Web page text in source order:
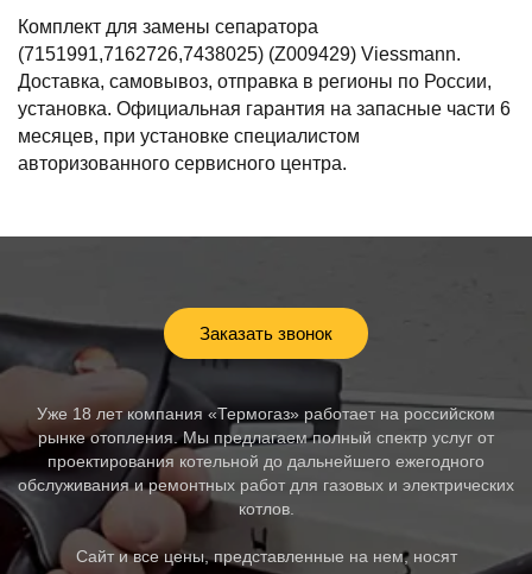
Комплект для замены сепаратора
(7151991,7162726,7438025) (Z009429) Viessmann.
Доставка, самовывоз, отправка в регионы по России,
установка. Официальная гарантия на запасные части 6
месяцев, при установке специалистом
авторизованного сервисного центра.
Заказать звонок
Уже 18 лет компания «Термогаз» работает на российском
рынке отопления. Мы предлагаем полный спектр услуг от
проектирования котельной до дальнейшего ежегодного
обслуживания и ремонтных работ для газовых и электрических
котлов.
Сайт и все цены, представленные на нем, носят